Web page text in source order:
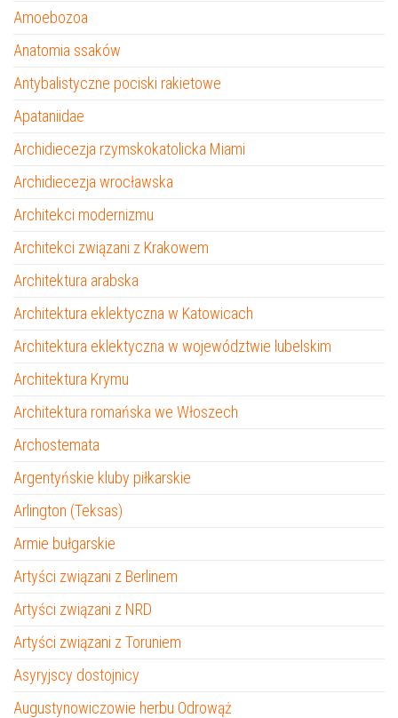
Amoebozoa
Anatomia ssaków
Antybalistyczne pociski rakietowe
Apataniidae
Archidiecezja rzymskokatolicka Miami
Archidiecezja wrocławska
Architekci modernizmu
Architekci związani z Krakowem
Architektura arabska
Architektura eklektyczna w Katowicach
Architektura eklektyczna w województwie lubelskim
Architektura Krymu
Architektura romańska we Włoszech
Archostemata
Argentyńskie kluby piłkarskie
Arlington (Teksas)
Armie bułgarskie
Artyści związani z Berlinem
Artyści związani z NRD
Artyści związani z Toruniem
Asyryjscy dostojnicy
Augustynowiczowie herbu Odrowąż